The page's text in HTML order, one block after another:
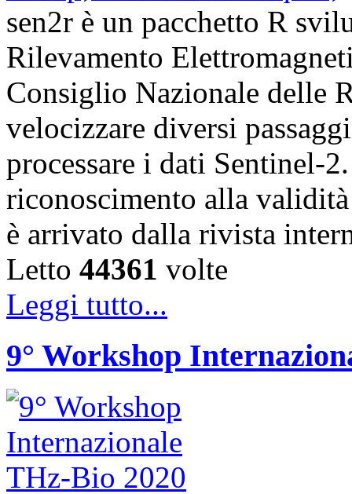
sen2r è un pacchetto R
Rilevamento
Consiglio Nazionale delle
velocizzare diversi
processare i dati Sentinel-
riconoscimento alla
è arrivato dalla rivista
Letto 44361 volte
Leggi tutto...
9° Workshop